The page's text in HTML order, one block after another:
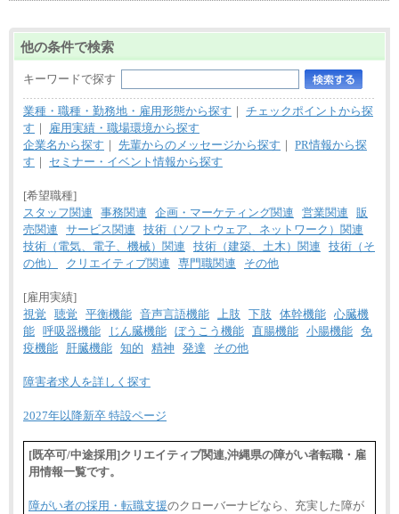
他の条件で検索
キーワードで探す
業種・職種・勤務地・雇用形態から探す ｜ チェックポイントから探
す ｜
雇用実績・職場環境から探す
企業名から探す ｜ 先輩からのメッセージから探す ｜ PR情報から探
す ｜ セミナー・イベント情報から探す
[希望職種]
スタッフ関連
事務関連 企画・マーケティング関連 営業関連
販
売関連
サービス関連
技術（ソフトウェア、ネットワーク）関連
技術（電気、電子、機械）関連
技術（建築、土木）関連
技術（そ
の他）
クリエイティブ関連 専門職関連 その他
[雇用実績]
視覚
聴覚 平衡機能 音声言語機能 上肢 下肢 体幹機能 心臓機
能 呼吸器機能 じん臓機能 ぼうこう機能 直腸機能 小腸機能 免
疫機能
肝臓機能 知的 精神 発達 その他
障害者求人を詳しく探す
2027年以降新卒 特設ページ
[既卒可/中途採用]クリエイティブ関連,沖縄県の障がい者転職・雇
用情報一覧です。
障がい者の採用・転職支援のクローバーナビなら、充実した障が